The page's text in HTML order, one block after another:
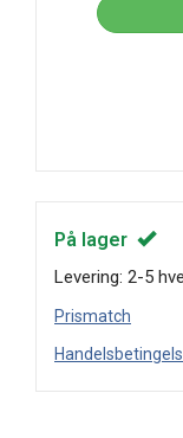
På lager
Levering: 2-5
Prismatch